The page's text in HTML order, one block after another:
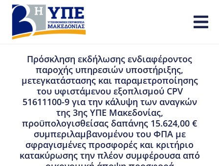
Πρόσκληση εκδήλωσης ενδιαφέροντος
παροχής υπηρεσιών υποστήριξης,
μετεγκατάστασης και παραμετροποίησης
του υφιστάμενου εξοπλισμού CPV
51611100-9 για την κάλυψη των αναγκών
της 3ης ΥΠΕ Μακεδονίας,
προϋπολογισθείσας δαπάνης 15.624,00 €
συμπεριλαμβανομένου του ΦΠΑ με
σφραγισμένες προσφορές και κριτήριο
κατακύρωσης την πλέον συμφέρουσα από